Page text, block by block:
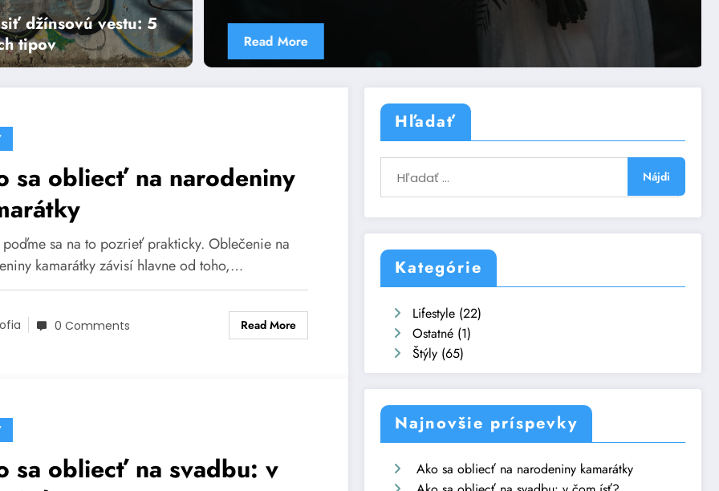
džínsovú vestu: 5
tipov
More
sa obliecť na narodeniny
poďme sa na to pozrieť prakticky. Oblečenie na
kamarátky závisí hlavne od toho,…
0 Comments Read More
sa obliecť na svadbu: v
Hľadať
Kategórie
Lifestyle (22)
Ostatné (1)
Štýly (65)
Najnovšie príspevky
Ako sa obliecť na narodeniny kamarátky